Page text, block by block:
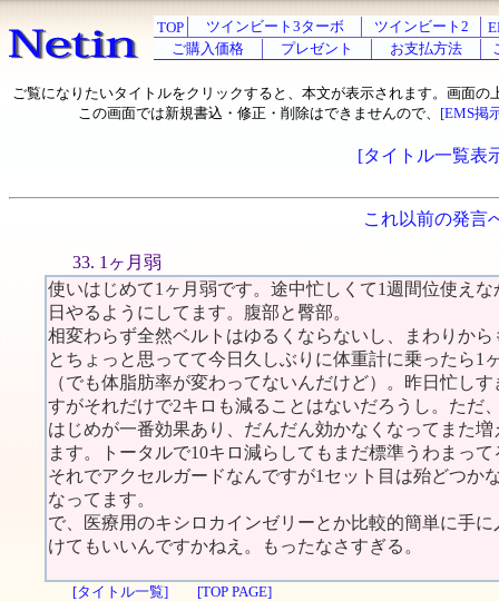
TOP ツインビート3ターボ ツインビート2
ご購入価格
プレゼント お支払方法
ご覧になりたいタイトルをクリックすると、本文が表示されます。画面の
この画面では新規書込・修正・削除はできませんので、 [EMS掲
[タイトル一覧表
これ以前の発言
33. 1ヶ月弱
使いはじめて1ヶ月弱です。途中忙しくて1週間位使え
日やるようにしてます。腹部と臀部。
相変わらず全然ベルトはゆるくならないし、まわりか
とちょっと思ってて今日久しぶりに体重計に乗ったら1
（でも体脂肪率が変わってないんだけど）。昨日忙し
すがそれだけで2キロも減ることはないだろうし。ただ
はじめが一番効果あり、だんだん効かなくなってまた
ます。トータルで10キロ減らしてもまだ標準うわまっ
それでアクセルガードなんですが1セット目は殆どつか
なってます。
で、医療用のキシロカインゼリーとか比較的簡単に手
けてもいいんですかねえ。もったなさすぎる。
[タイトル一覧] [TOP PAGE]